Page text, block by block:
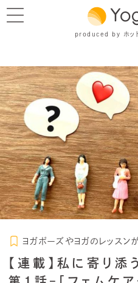
produced by ホッ
ヨガポーズやヨガのレッスン
【連載】私に寄り添